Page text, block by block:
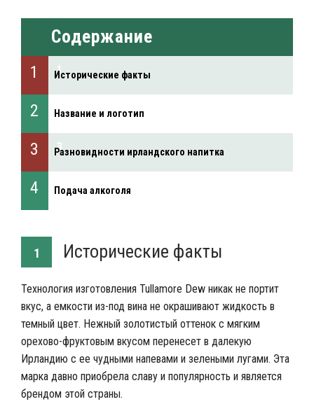
Содержание
Исторические факты
Название и логотип
Разновидности ирландского напитка
Подача алкоголя
1 Исторические факты
Технология изготовления Tullamore Dew никак не портит
вкус, а емкости из-под вина не окрашивают жидкость в
темный цвет. Нежный золотистый оттенок с мягким
орехово-фруктовым вкусом перенесет в далекую
Ирландию с ее чудными напевами и зелеными лугами. Эта
марка давно приобрела славу и популярность и является
брендом этой страны.